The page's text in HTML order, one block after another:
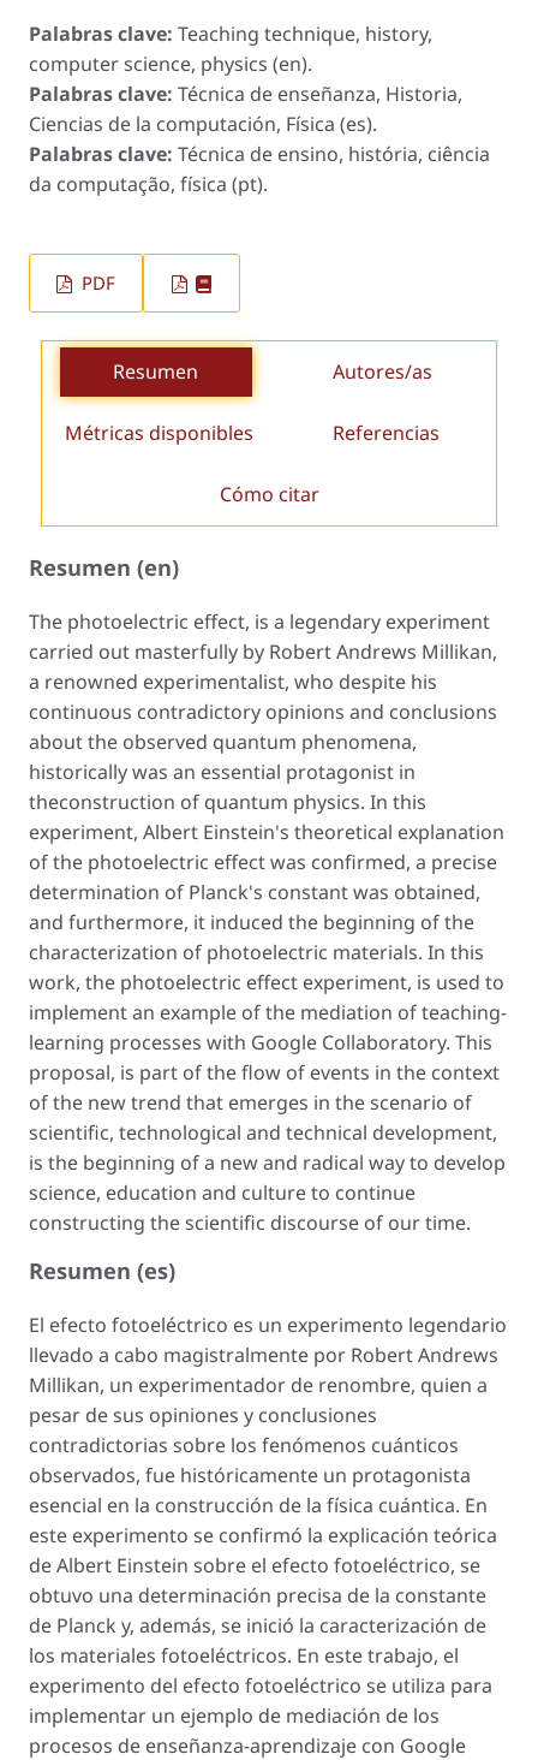
Palabras clave: Teaching technique, history,
computer science, physics (en).
Palabras clave: Técnica de enseñanza, Historia,
Ciencias de la computación, Física (es).
Palabras clave: Técnica de ensino, história, ciência
da computação, física (pt).
PDF
Resumen Autores/as
Métricas disponibles Referencias
Cómo citar
Resumen (en)
The photoelectric effect, is a legendary experiment
carried out masterfully by Robert Andrews Millikan,
a renowned experimentalist, who despite his
continuous contradictory opinions and conclusions
about the observed quantum phenomena,
historically was an essential protagonist in
theconstruction of quantum physics. In this
experiment, Albert Einstein's theoretical explanation
of the photoelectric effect was confirmed, a precise
determination of Planck's constant was obtained,
and furthermore, it induced the beginning of the
characterization of photoelectric materials. In this
work, the photoelectric effect experiment, is used to
implement an example of the mediation of teaching-
learning processes with Google Collaboratory. This
proposal, is part of the flow of events in the context
of the new trend that emerges in the scenario of
scientific, technological and technical development,
is the beginning of a new and radical way to develop
science, education and culture to continue
constructing the scientific discourse of our time.
Resumen (es)
El efecto fotoeléctrico es un experimento legendario
llevado a cabo magistralmente por Robert Andrews
Millikan, un experimentador de renombre, quien a
pesar de sus opiniones y conclusiones
contradictorias sobre los fenómenos cuánticos
observados, fue históricamente un protagonista
esencial en la construcción de la física cuántica. En
este experimento se confirmó la explicación teórica
de Albert Einstein sobre el efecto fotoeléctrico, se
obtuvo una determinación precisa de la constante
de Planck y, además, se inició la caracterización de
los materiales fotoeléctricos. En este trabajo, el
experimento del efecto fotoeléctrico se utiliza para
implementar un ejemplo de mediación de los
procesos de enseñanza-aprendizaje con Google